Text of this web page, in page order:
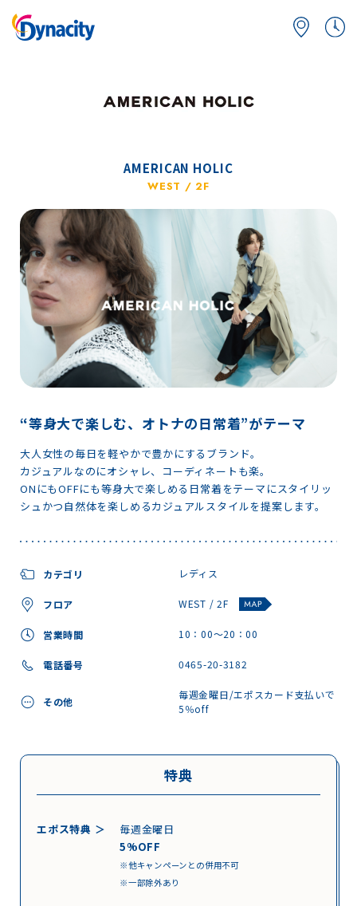
AMERICAN HOLIC
WEST / 2F
“等身大で楽しむ、オトナの日常着”がテーマ
大人女性の毎日を軽やかで豊かにするブランド。
カジュアルなのにオシャレ、コーディネートも楽。
ONにもOFFにも等身大で楽しめる日常着をテーマにスタイリッ
シュかつ自然体を楽しめるカジュアルスタイルを提案します。
カテゴリ レディス
フロア WEST / 2F
営業時間 10：00～20：00
電話番号 0465-20-3182
その他
毎週金曜日/エポスカード支払いで
5％off
特典
エポス特典 ＞
毎週金曜日
5%OFF
※他キャンペーンとの併用不可
※一部除外あり